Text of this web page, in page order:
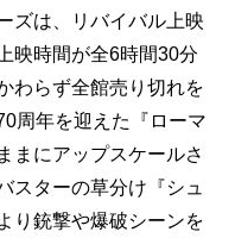
ズは、リバイバル上映
映時間が全6時間30分
わらず全館売り切れを
周年を迎えた『ローマ
まにアップスケールさ
スターの草分け『シュ
り銃撃や爆破シーンを